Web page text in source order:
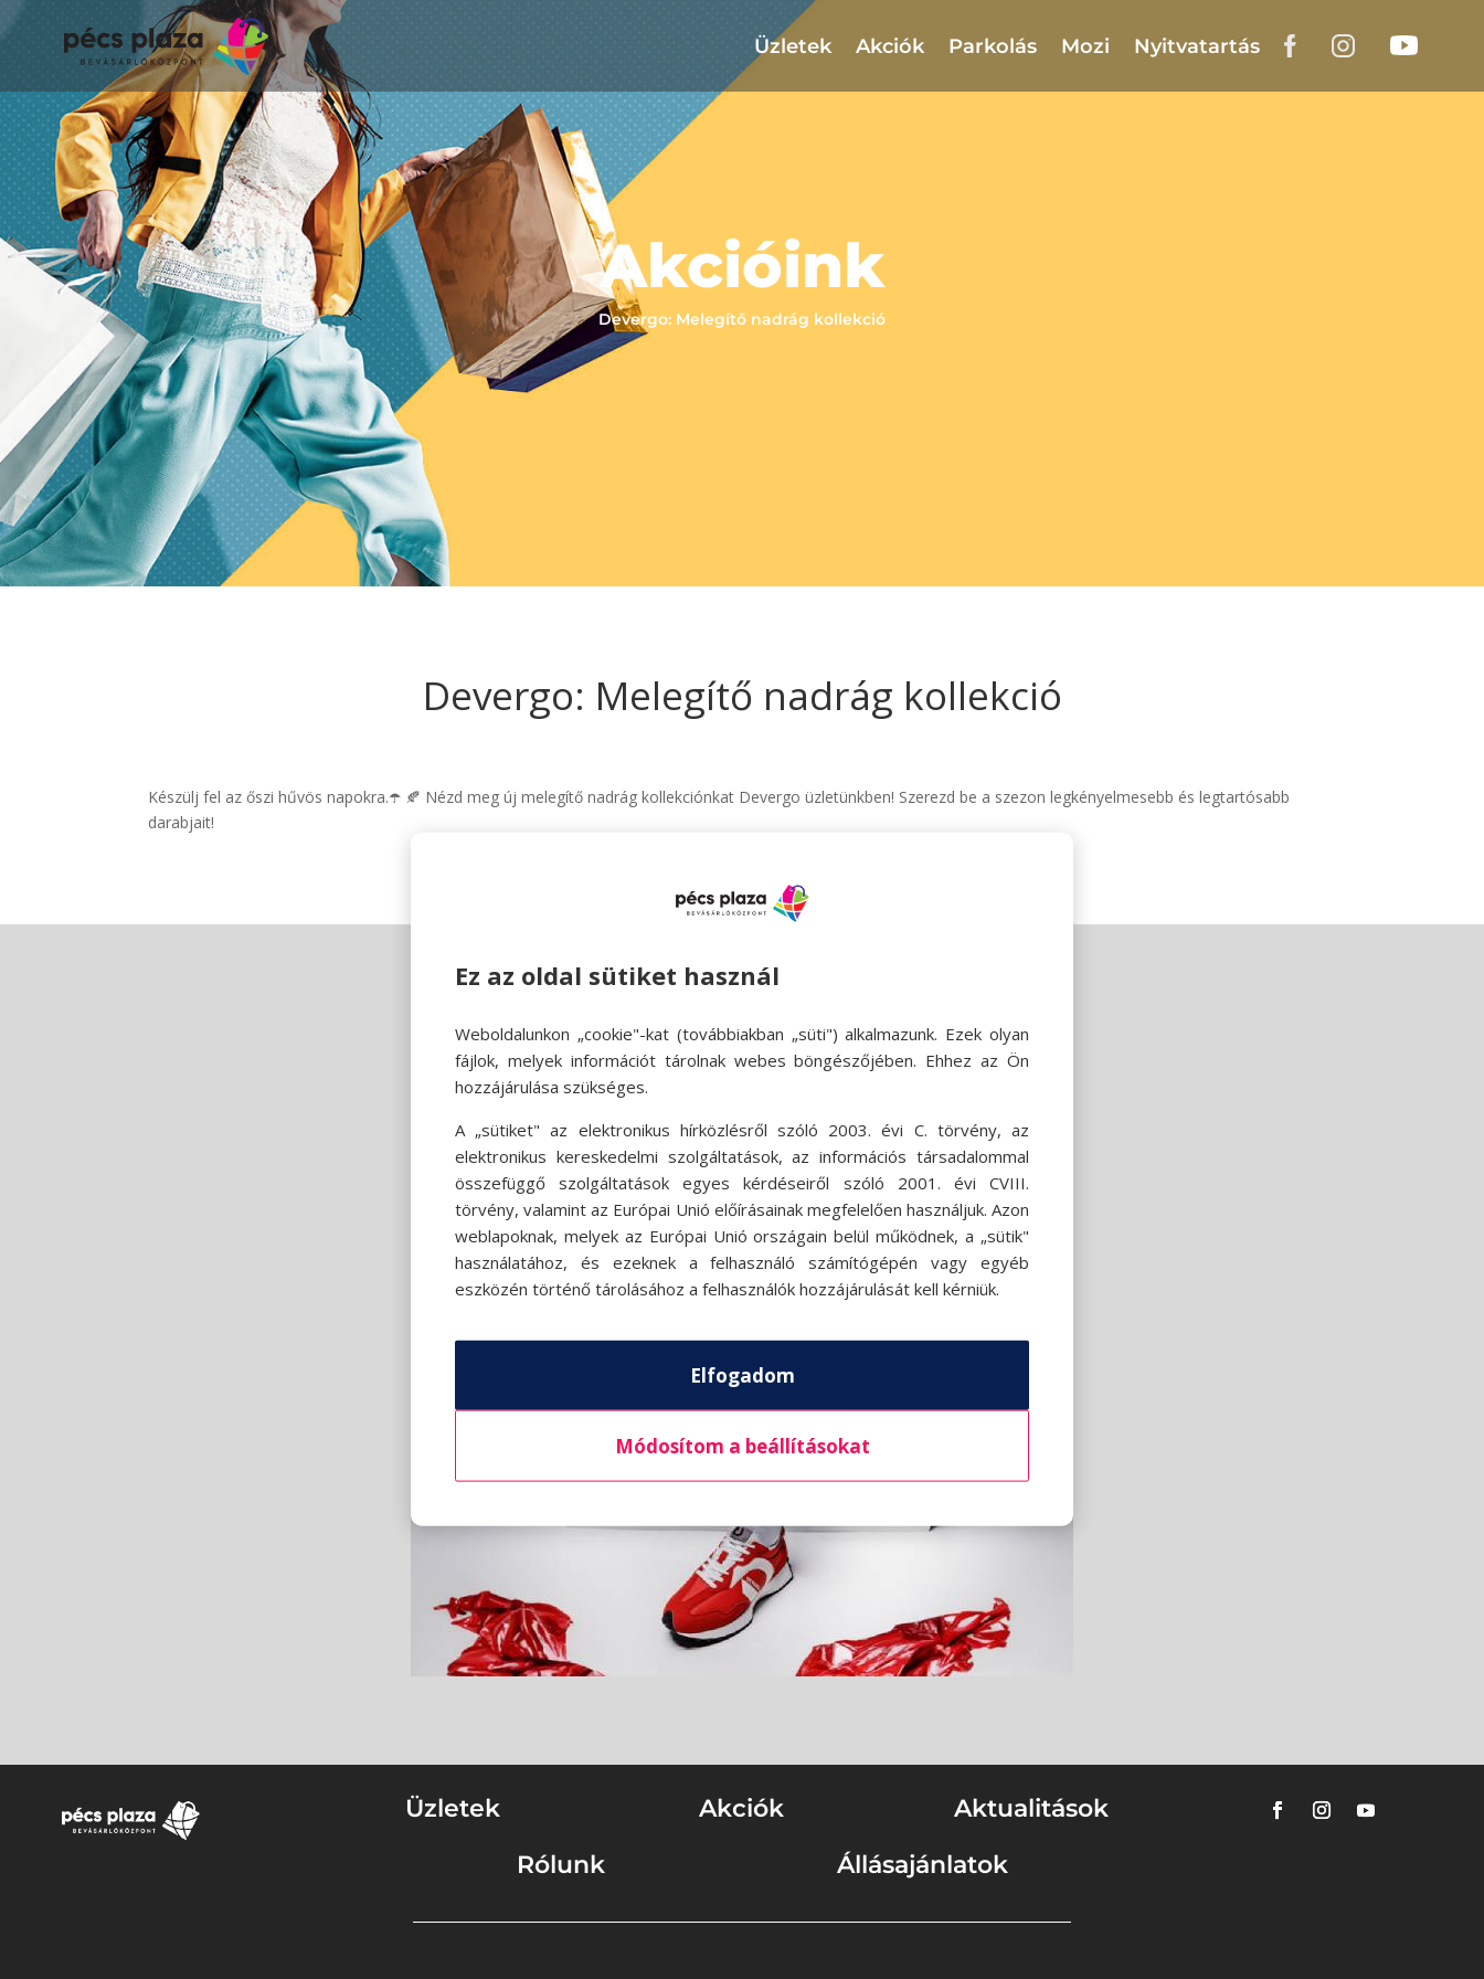
Üzletek Akciók Parkolás Mozi Nyitvatartás
Akcióink
Devergo: Melegítő nadrág kollekció
Devergo: Melegítő nadrág kollekció
Készülj fel az őszi hűvös napokra.☂️ 🍂 Nézd meg új melegítő nadrág kollekciónkat Devergo üzletünkben! Szerezd be a szezon legkényelmesebb és legtartósabb
darabjait!
Üzletek Akciók
Aktualitások
Rólunk
Állásajánlatok
Ez az oldal sütiket használ
Weboldalunkon „cookie"-kat (továbbiakban „süti") alkalmazunk. Ezek olyan
fájlok, melyek információt tárolnak webes böngészőjében. Ehhez az Ön
hozzájárulása szükséges.
A „sütiket" az elektronikus hírközlésről szóló 2003. évi C. törvény, az
elektronikus kereskedelmi szolgáltatások, az információs társadalommal
összefüggő szolgáltatások egyes kérdéseiről szóló 2001. évi CVIII.
törvény, valamint az Európai Unió előírásainak megfelelően használjuk. Azon
weblapoknak, melyek az Európai Unió országain belül működnek, a „sütik"
használatához, és ezeknek a felhasználó számítógépén vagy egyéb
eszközén történő tárolásához a felhasználók hozzájárulását kell kérniük.
Elfogadom
Módosítom a beállításokat